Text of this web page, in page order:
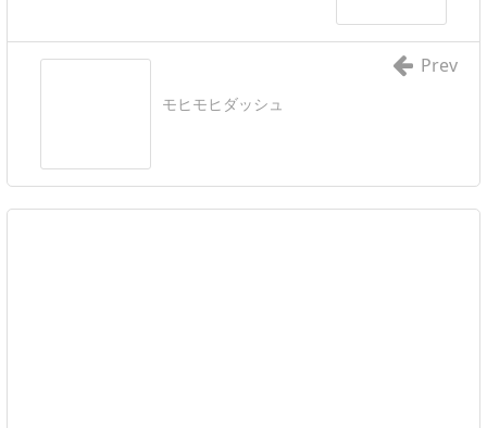
モヒモヒダッシュ
Prev